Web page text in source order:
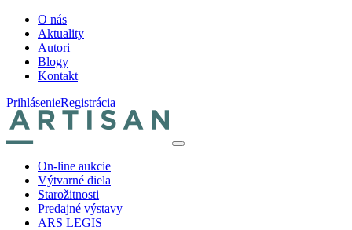
O nás
Aktuality
Autori
Blogy
Kontakt
PrihlásenieRegistrácia
On-line aukcie
Výtvarné diela
Starožitnosti
Predajné výstavy
ARS LEGIS